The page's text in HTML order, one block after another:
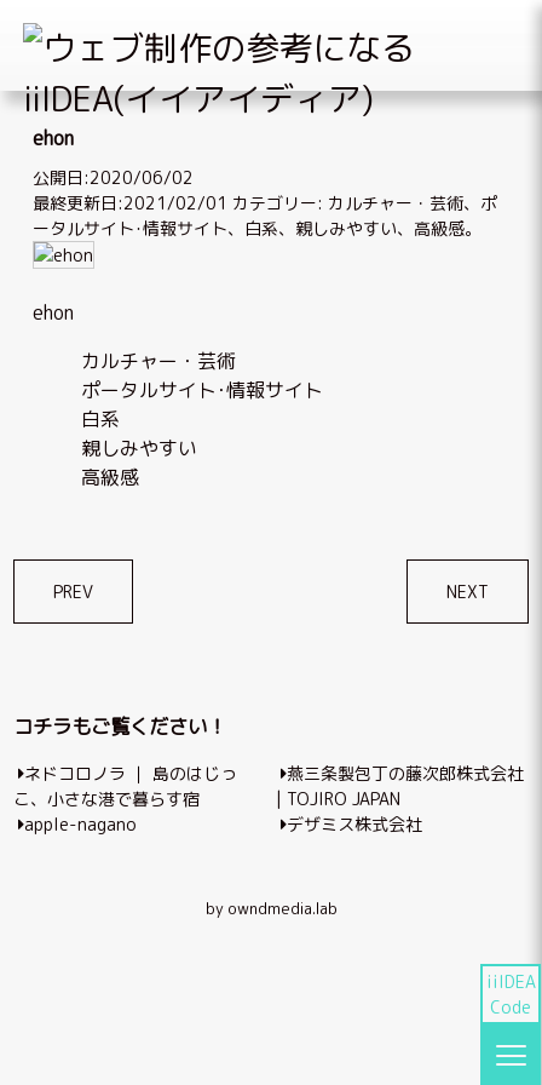
Skip
content
iiIDEA
Code
ehon
公開日:2020/06/02
最終更新日:2021/02/01 カテゴリー: カルチャー・芸術、 ポ
ータルサイト･情報サイト、 白系、 親しみやすい、 高級感。
ehon
カルチャー・芸術
ポータルサイト･情報サイト
白系
親しみやすい
高級感
稿
ゲ
ー
シ
PREV NEXT
コチラもご覧ください！
ネドコロノラ ｜ 島のはじっ
こ、小さな港で暮らす宿
燕三条製包丁の藤次郎株式会社
| TOJIRO JAPAN
apple-nagano
デザミス株式会社
by owndmedia.lab